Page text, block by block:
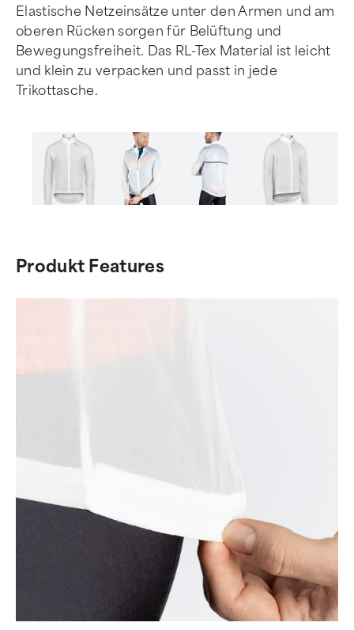
Elastische Netzeinsätze unter den Armen und am
oberen Rücken sorgen für Belüftung und
Bewegungsfreiheit. Das RL-Tex Material ist leicht
und klein zu verpacken und passt in jede
Trikottasche.
6Produkt Features